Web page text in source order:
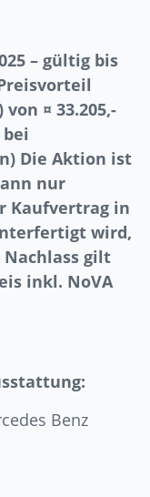
– gültig bis
¤ 33.205,-
Die Aktion ist
nur
Kaufvertrag in
wird,
gilt
inkl. NoVA
Benz